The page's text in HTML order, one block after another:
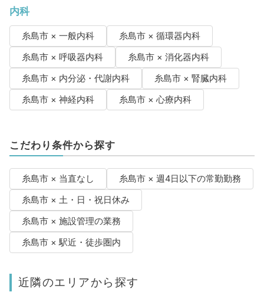
内科
糸島市 × 一般内科
糸島市 × 循環器内科
糸島市 × 呼吸器内科
糸島市 × 消化器内科
糸島市 × 内分泌・代謝内科
糸島市 × 腎臓内科
糸島市 × 神経内科
糸島市 × 心療内科
こだわり条件から探す
糸島市 × 当直なし
糸島市 × 週4日以下の常勤勤務
糸島市 × 土・日・祝日休み
糸島市 × 施設管理の業務
糸島市 × 駅近・徒歩圏内
近隣のエリアから探す